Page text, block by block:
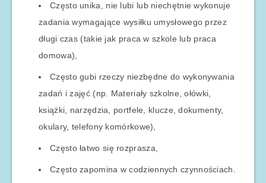
Często unika, nie lubi lub niechętnie wykonuje
zadania wymagające wysiłku umysłowego przez
długi czas (takie jak praca w szkole lub praca
domowa),
Często gubi rzeczy niezbędne do wykonywania
zadań i zajęć (np. Materiały szkolne, ołówki,
książki, narzędzia, portfele, klucze, dokumenty,
okulary, telefony komórkowe),
Często łatwo się rozprasza,
Często zapomina w codziennych czynnościach.